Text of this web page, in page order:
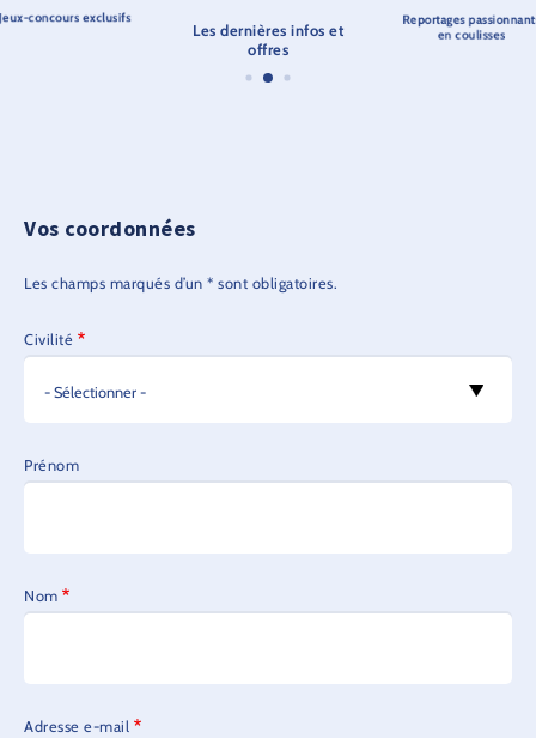
concours exclusifs
Les dernières infos et
offres
Reportages
en coulisses
Vos coordonnées
Les champs marqués d’un * sont obligatoires.
Civilité
Prénom
Nom
Adresse e-mail